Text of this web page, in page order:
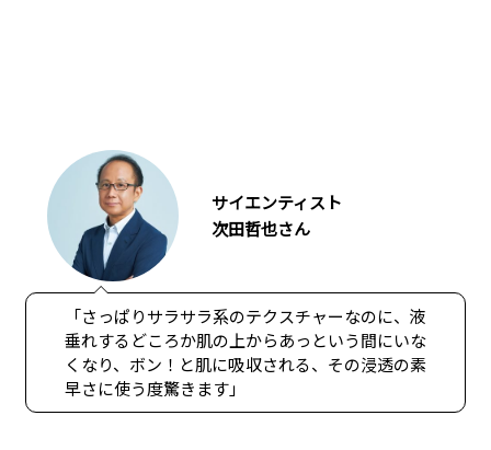
サイエンティスト
次田哲也さん
「さっぱりサラサラ系のテクスチャーなのに、液
垂れするどころか肌の上からあっという間にいな
くなり、ボン！と肌に吸収される、その浸透の素
早さに使う度驚きます」